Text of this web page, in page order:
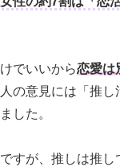
でいいから恋愛は
の意見には「推し
した。
すが、推しは推